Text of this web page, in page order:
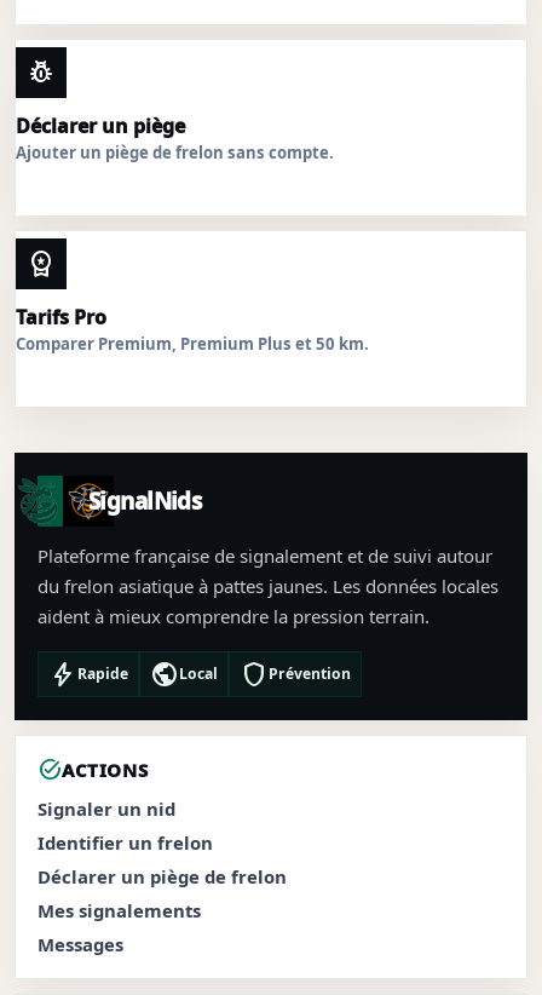
pest_control
Déclarer un piège
Ajouter un piège de frelon sans compte.
workspace_premium
Tarifs Pro
Comparer Premium, Premium Plus et 50 km.
SignalNids
Plateforme française de signalement et de suivi autour
du frelon asiatique à pattes jaunes. Les données locales
aident à mieux comprendre la pression terrain.
bolt Rapide publicLocal shield Prévention
task_altACTIONS
Signaler un nid
Identifier un frelon
Déclarer un piège de frelon
Mes signalements
Messages